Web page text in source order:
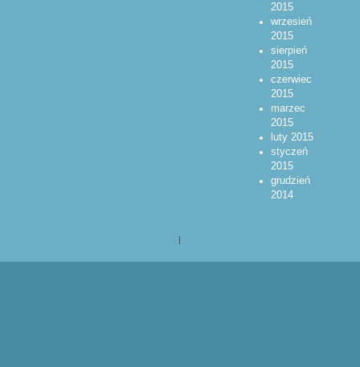
2015
wrzesień
2015
sierpień
2015
czerwiec
2015
marzec
2015
luty 2015
styczeń
2015
grudzień
2014